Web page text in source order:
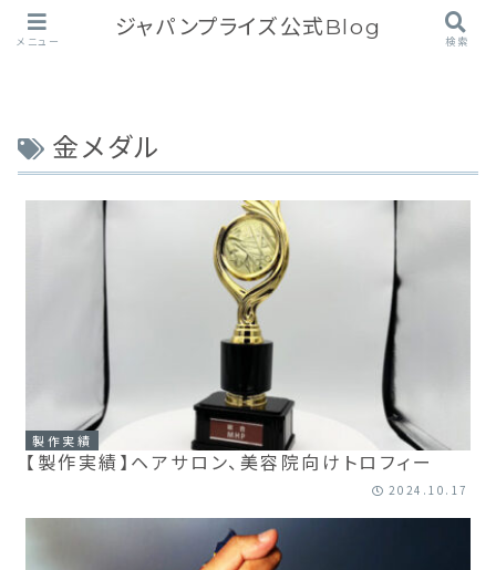
金メダル
製作実績
【製作実績】ヘアサロン、美容院向けトロフィー
2024.10.17
メニュー
ジャパンプライズ公式Blog
検索